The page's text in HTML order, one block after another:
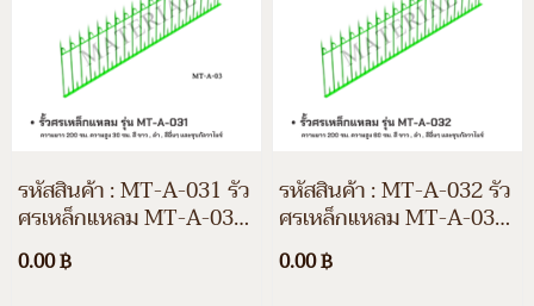
รหัสสินค้า : MT-A-031 รั้ว
ศรเหล็กแหลม MT-A-031
ความยาว 200 ซม. ความสูง
30 ซม. สีขาว สีดำ สีอื่นๆ
0.00 ฿
รหัสสินค้า : MT-A-032 รั้ว
ศรเหล็กแหลม MT-A-032
ความยาว 200 ซม. ความสูง
60 ซม. สีขาว สีดำ สีอื่นๆ
0.00 ฿